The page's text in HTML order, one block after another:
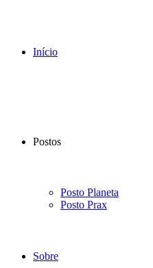
Início
Postos
Posto Planeta
Posto Prax
Sobre